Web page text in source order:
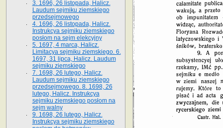
3. 1696, 26 listopada, Halicz.
Laudum sejmiku ziemskiego
przedsejmowego
4. 1696, 26 listopada, Halicz.
Instrukcya sejmiku ziemskiego
posłom na sejm elekcyjny
5. 1697, 4 marca, Halicz.
Limitacya sejmiku ziemskiego. 6.
1697, 31 lipca, Halicz. Laudum
sejmiku ziemskiego
7. 1698, 26 lutego, Halicz.
Laudum sejmiku ziemskiego
przedsejmowego. 8. 1698, 26
lutego, Halicz. Instrukcya
sejmiku ziemskiego posłom na
sejm walny
9. 1698, 26 lutego, Halicz.
Instrukcya sejmiku ziemskiego